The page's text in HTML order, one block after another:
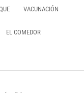
VACUNACIÓN
EL COMEDOR